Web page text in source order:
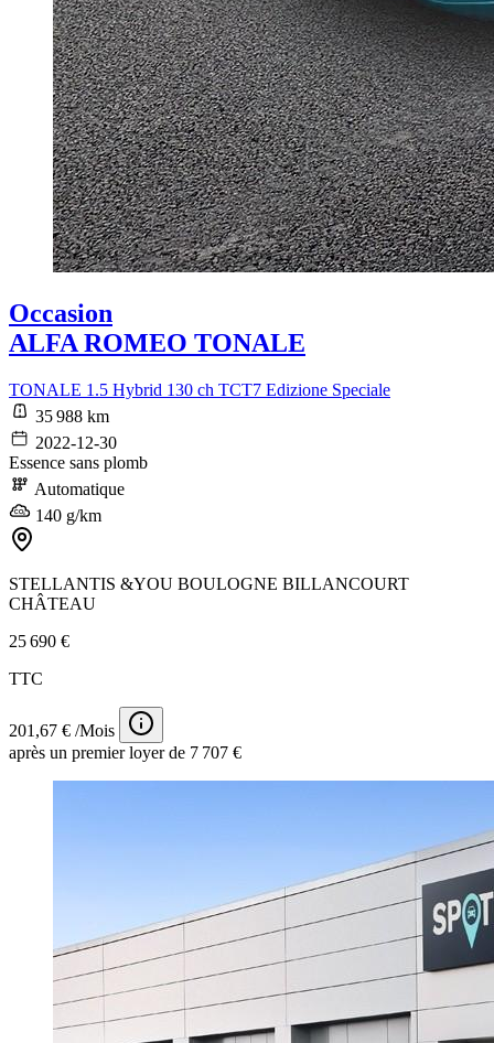
Occasion
ALFA ROMEO TONALE
TONALE 1.5 Hybrid 130 ch TCT7 Edizione Speciale
35 988 km
2022-12-30
Essence sans plomb
Automatique
140 g/km
STELLANTIS &YOU BOULOGNE BILLANCOURT
CHÂTEAU
25 690 €
TTC
201,67 € /Mois
après un premier loyer de 7 707 €